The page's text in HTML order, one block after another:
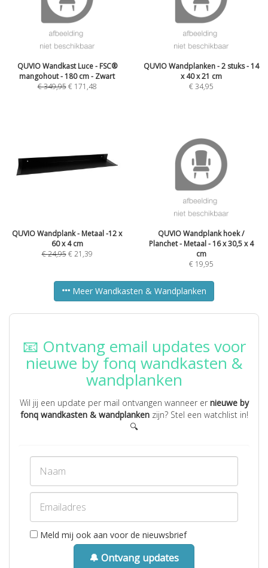
QUVIO Wandkast Luce - FSC®
mangohout - 180 cm - Zwart
€349,95 € 171,48
QUVIO Wandplanken - 2 stuks - 14
x 40 x 21 cm
€34,95
QUVIO Wandplank - Metaal -12 x
60 x 4 cm
€24,95 €21,39
QUVIO Wandplank hoek /
Planchet - Metaal - 16 x 30,5 x 4
cm
€ 19,95
Meer Wandkasten & Wandplanken
📧 Ontvang email updates voor
nieuwe by fonq wandkasten &
wandplanken
Wil jij een update per mail ontvangen wanneer er nieuwe by
fonq wandkasten & wandplankenzijn? Stel een watchlist in!
🔍
Meld mij ook aan voor de nieuwsbrief
🔔 Ontvang updates